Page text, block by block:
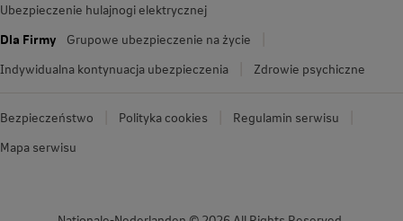
Ubezpieczenie hulajnogi elektrycznej
Dla Firmy
Grupowe ubezpieczenie na życie
Indywidualna kontynuacja ubezpieczenia
Zdrowie psychiczne
Bezpieczeństwo Polityka cookies
Regulamin serwisu
Mapa serwisu